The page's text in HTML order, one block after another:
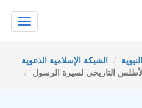
Toggle
navigation
الشبكة الإسلامية الدعوية
التاريخي لسيرة الرسول